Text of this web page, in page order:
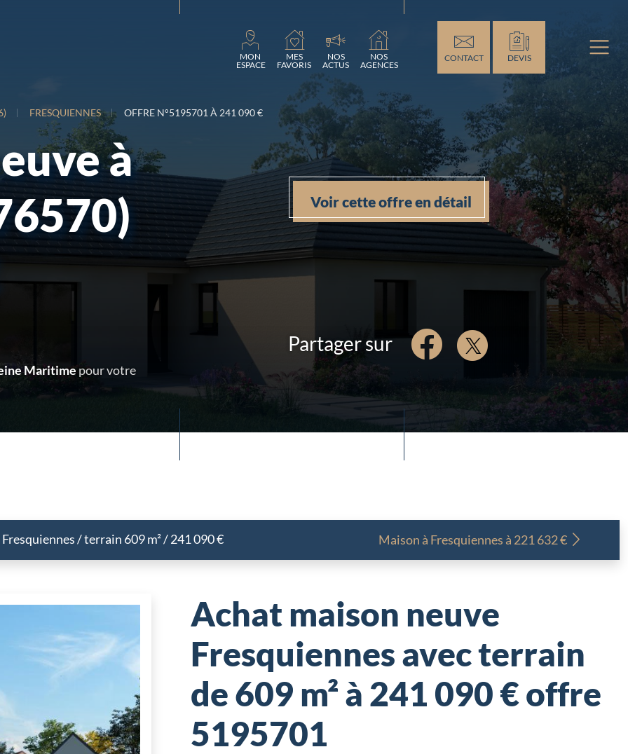
MON
ESPACE
Chargement...
MES
FAVORIS
NOS
ACTUS
NOS
AGENCES
CONTACT DEVIS
FRESQUIENNES OFFRE N°5195701 À 241 090 €
à
Maritime pour votre
Voir cette offre en détail
Partager sur
/ terrain 609 m² / 241 090 € Maison à Fresquiennes à 221 632 €
Achat maison neuve
Fresquiennes avec terrain
de 609 m² à 241 090 € offre
5195701